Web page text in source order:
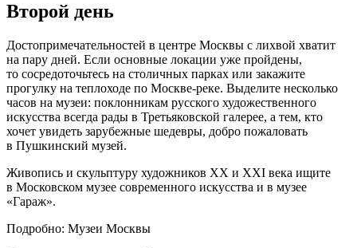
Второй день
Достопримечательностей в центре Москвы с лихвой хватит
на пару дней. Если основные локации уже пройдены,
то сосредоточьтесь на столичных парках или закажите
прогулку на теплоходе по Москве-реке. Выделите несколько
часов на музеи: поклонникам русского художественного
искусства всегда рады в Третьяковской галерее, а тем, кто
хочет увидеть зарубежные шедевры, добро пожаловать
в Пушкинский музей.
Живопись и скульптуру художников XX и XXI века ищите
в Московском музее современного искусства и в музее
«Гараж».
Подробно: Музеи Москвы